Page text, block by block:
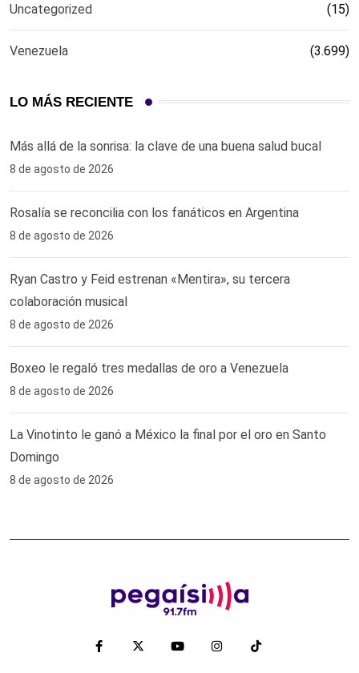
Uncategorized (15)
Venezuela (3.699)
LO MÁS RECIENTE
Más allá de la sonrisa: la clave de una buena salud bucal
8 de agosto de 2026
Rosalía se reconcilia con los fanáticos en Argentina
8 de agosto de 2026
Ryan Castro y Feid estrenan «Mentira», su tercera
colaboración musical
8 de agosto de 2026
Boxeo le regaló tres medallas de oro a Venezuela
8 de agosto de 2026
La Vinotinto le ganó a México la final por el oro en Santo
Domingo
8 de agosto de 2026